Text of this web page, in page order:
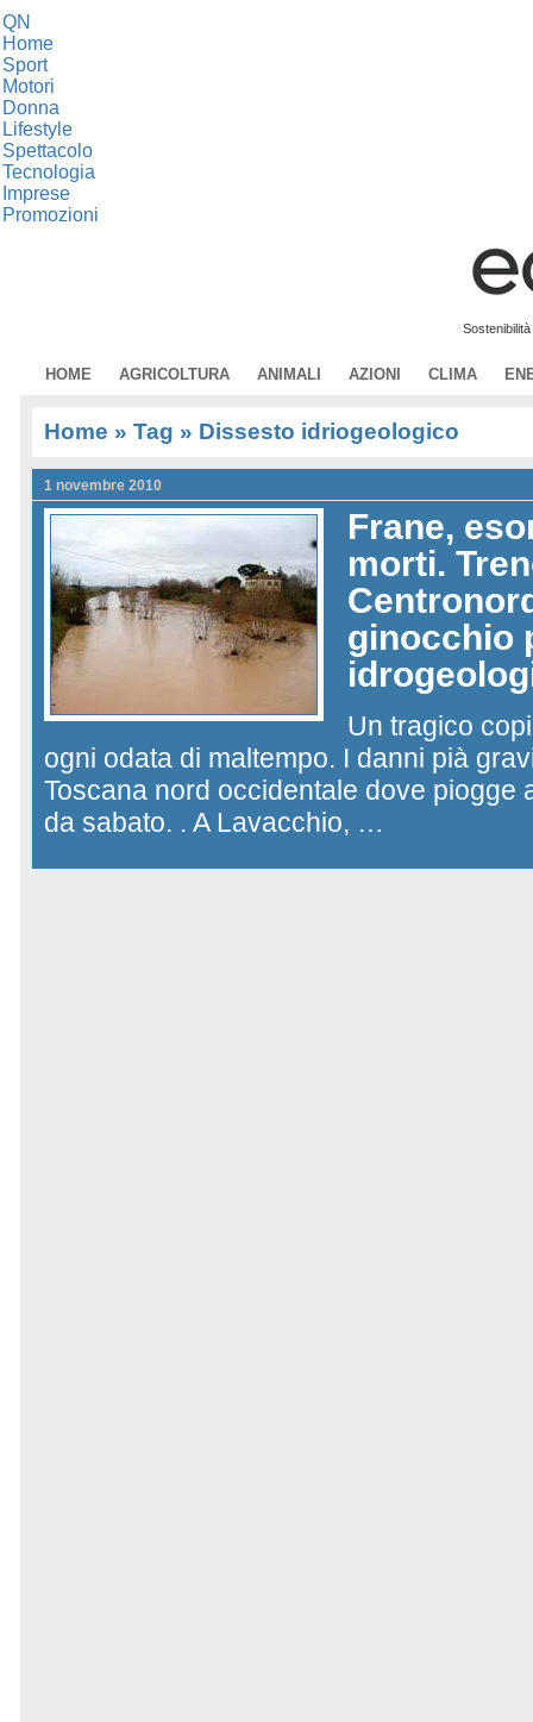
QN
Home
Sport
Motori
Donna
Lifestyle
Spettacolo
Tecnologia
Imprese
Promozioni
HOME AGRICOLTURA ANIMALI AZIONI CLIMA
Home » Tag » Dissesto idriogeologico
1 novembre 2010
Frane,
morti.
ginocchio
Un tragico
ogni odata di maltempo. I danni pià
Toscana nord occidentale dove piogge
da sabato. . A Lavacchio, …